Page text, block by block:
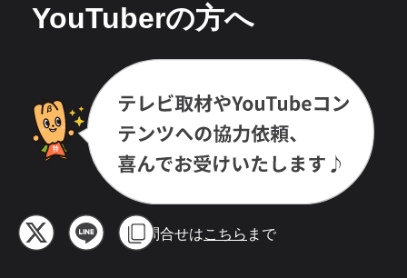
YouTuberの方へ
お問合せはこちら まで